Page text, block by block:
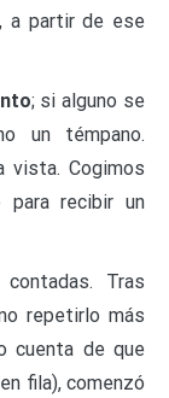
a partir de ese
; si alguno se
un témpano.
vista. Cogimos
para recibir un
Tras
repetirlo más
cuenta de que
fila), comenzó